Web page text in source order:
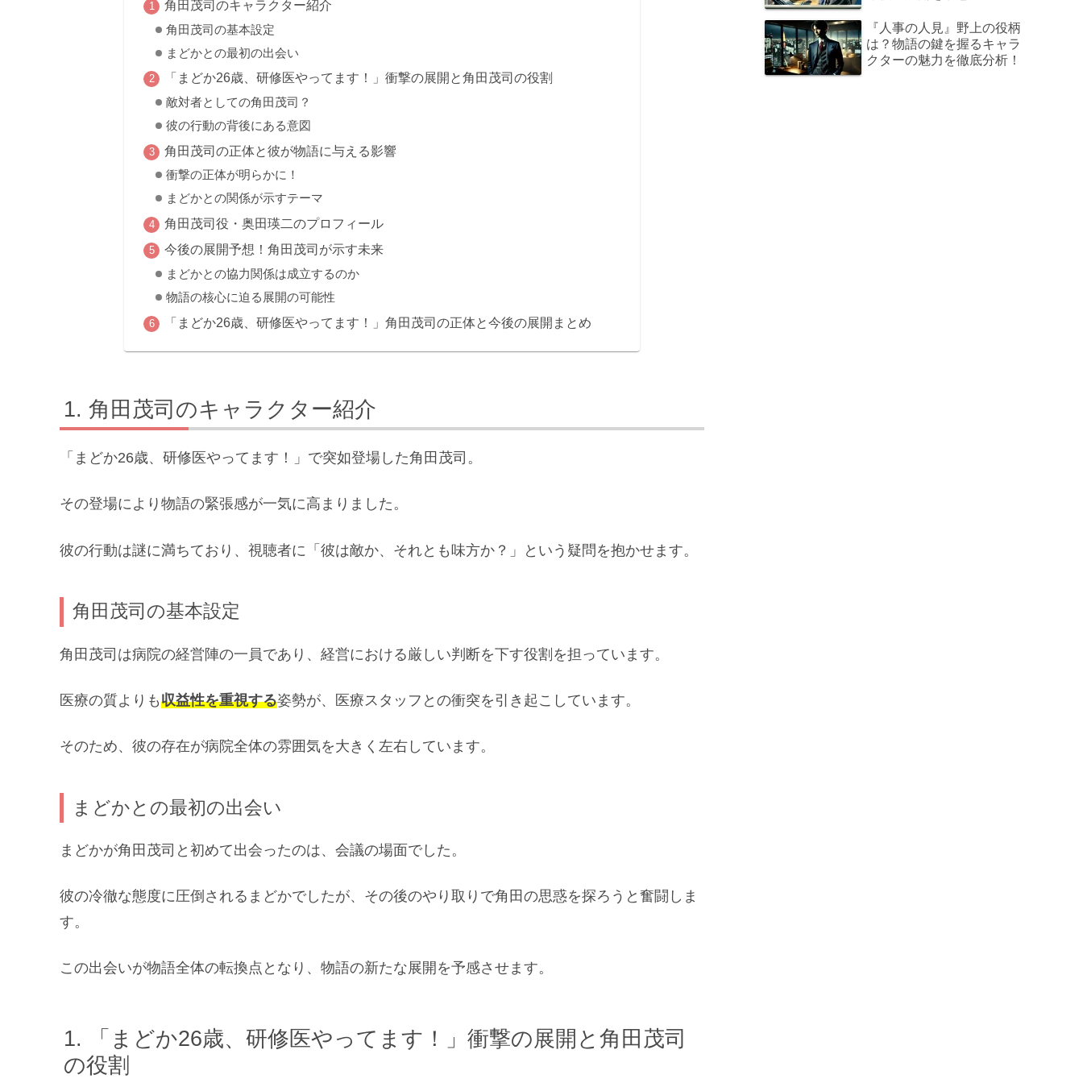
角田茂司のキャラクター紹介
角田茂司の基本設定
まどかとの最初の出会い
「まどか26歳、研修医やってます！」衝撃の展開と角田茂司の役割
敵対者としての角田茂司？
彼の行動の背後にある意図
角田茂司の正体と彼が物語に与える影響
衝撃の正体が明らかに！
まどかとの関係が示すテーマ
角田茂司役・奥田瑛二のプロフィール
今後の展開予想！角田茂司が示す未来
まどかとの協力関係は成立するのか
物語の核心に迫る展開の可能性
「まどか26歳、研修医やってます！」角田茂司の正体と今後の展開まとめ
角田茂司のキャラクター紹介
「まどか26歳、研修医やってます！」で突如登場した角田茂司。
その登場により物語の緊張感が一気に高まりました。
彼の行動は謎に満ちており、視聴者に「彼は敵か、それとも味方か？」という疑問を抱かせます。
角田茂司の基本設定
角田茂司は病院の経営陣の一員であり、経営における厳しい判断を下す役割を担っています。
医療の質よりも収益性を重視する姿勢が、医療スタッフとの衝突を引き起こしています。
そのため、彼の存在が病院全体の雰囲気を大きく左右しています。
まどかとの最初の出会い
まどかが角田茂司と初めて出会ったのは、会議の場面でした。
彼の冷徹な態度に圧倒されるまどかでしたが、その後のやり取りで角田の思惑を探ろうと奮闘しま
す。
この出会いが物語全体の転換点となり、物語の新たな展開を予感させます。
「まどか26歳、研修医やってます！」衝撃の展開と角田茂司
の役割
『人事の人見』野上の役柄
は？物語の鍵を握るキャラ
クターの魅力を徹底分析！